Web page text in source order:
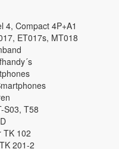
4, Compact 4P+A1
ET017s, MT018
S03, T58
TK 102
201-2